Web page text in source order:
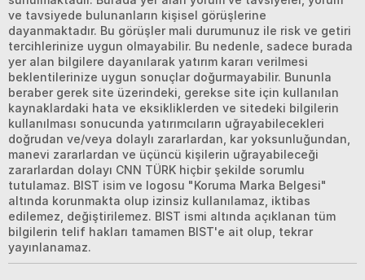
ve tavsiyede bulunanların kişisel görüşlerine
dayanmaktadır. Bu görüşler mali durumunuz ile risk ve getiri
tercihlerinize uygun olmayabilir. Bu nedenle, sadece burada
yer alan bilgilere dayanılarak yatırım kararı verilmesi
beklentilerinize uygun sonuçlar doğurmayabilir. Bununla
beraber gerek site üzerindeki, gerekse site için kullanılan
kaynaklardaki hata ve eksikliklerden ve sitedeki bilgilerin
kullanılması sonucunda yatırımcıların uğrayabilecekleri
doğrudan ve/veya dolaylı zararlardan, kar yoksunluğundan,
manevi zararlardan ve üçüncü kişilerin uğrayabileceği
zararlardan dolayı CNN TÜRK hiçbir şekilde sorumlu
tutulamaz. BIST isim ve logosu "Koruma Marka Belgesi"
altında korunmakta olup izinsiz kullanılamaz, iktibas
edilemez, değiştirilemez. BIST ismi altında açıklanan tüm
bilgilerin telif hakları tamamen BIST'e ait olup, tekrar
yayınlanamaz.